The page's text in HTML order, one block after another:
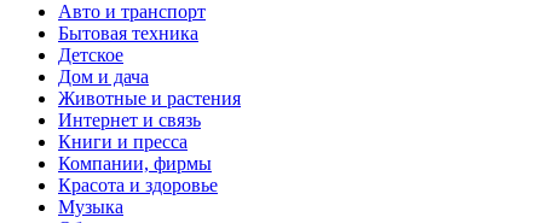
Авто и транспорт
Бытовая техника
Детское
Дом и дача
Животные и растения
Интернет и связь
Книги и пресса
Компании, фирмы
Красота и здоровье
Музыка